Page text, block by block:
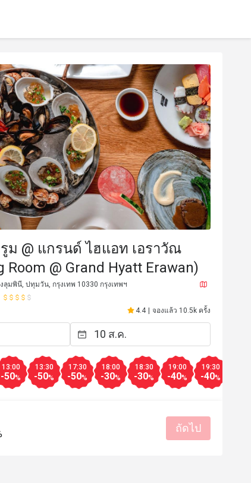
ม @ แกรนด์ ไฮแอท เอราวัณ
Room @ Grand Hyatt Erawan)
มพินี, ปทุมวัน, กรุงเทพ 10330 กรุงเทพฯ
4.4 | จองแล้ว 10.5k ครั้ง
13:00
-50%
13:30
-50%
17:30
-50%
18:00
-30%
18:30
-30%
19:00
-40%
19:30
-40%
ถัดไป